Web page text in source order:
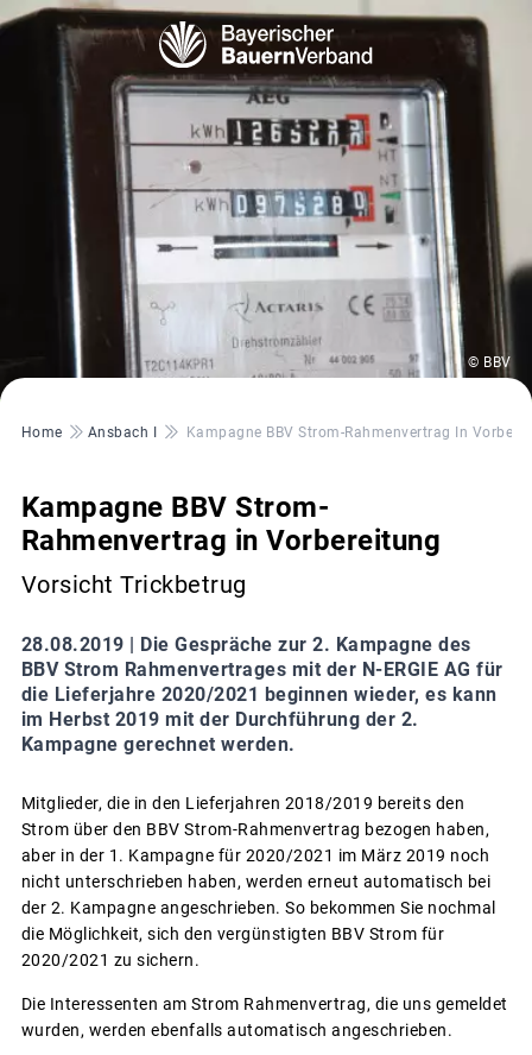
© BBV
Pfadnavigation
Home Ansbach I Kampagne BBV Strom-Rahmenvertrag In
Kampagne BBV Strom-
Rahmenvertrag in Vorbereitung
Vorsicht Trickbetrug
28.08.2019 | Die Gespräche zur 2. Kampagne des
BBV Strom Rahmenvertrages mit der N-ERGIE AG für
die Lieferjahre 2020/2021 beginnen wieder, es kann
im Herbst 2019 mit der Durchführung der 2.
Kampagne gerechnet werden.
Mitglieder, die in den Lieferjahren 2018/2019 bereits den
Strom über den BBV Strom-Rahmenvertrag bezogen haben,
aber in der 1. Kampagne für 2020/2021 im März 2019 noch
nicht unterschrieben haben, werden erneut automatisch bei
der 2. Kampagne angeschrieben. So bekommen Sie nochmal
die Möglichkeit, sich den vergünstigten BBV Strom für
2020/2021 zu sichern.
Die Interessenten am Strom Rahmenvertrag, die uns gemeldet
wurden, werden ebenfalls automatisch angeschrieben.